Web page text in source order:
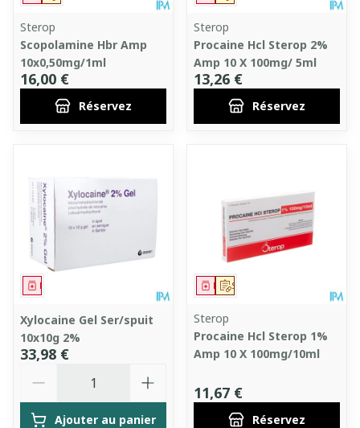
Sterop
Scopolamine Hbr Amp
10x0,50mg/1ml
16,00 €
Réservez
Sterop
Procaine Hcl Sterop 2%
Amp 10 X 100mg/ 5ml
13,26 €
Réservez
Médicament
Xylocaine Gel Ser/spuit
10x10g 2%
33,98 €
Ajouter au panier
Sur prescription
Médicament
Sterop
Procaine Hcl Sterop 1%
Amp 10 X 100mg/10ml
11,67 €
Réservez